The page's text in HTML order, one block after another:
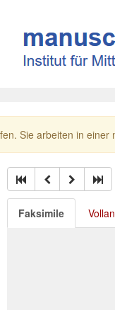
Sie arbeiten in einer
Faksimile